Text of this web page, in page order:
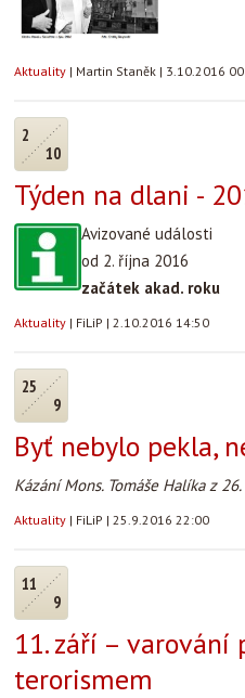
Aktuality | Martin Staněk | 3.10.2016
2
10
Týden na dlani -
Avizované události
od 2. října 2016
začátek akad. roku
Aktuality | FiLiP | 2.10.2016 14:50
25
9
Byť nebylo pekla,
Kázání Mons. Tomáše Halíka z
Aktuality | FiLiP | 25.9.2016 22:00
11
9
11. září –
terorismem